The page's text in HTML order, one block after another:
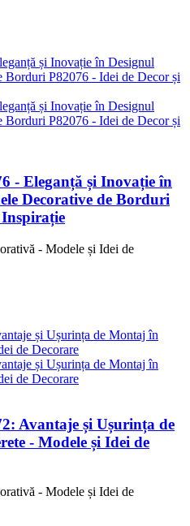
- Eleganță și Inovație în
Decorative de Borduri
Inspirație
- Modele și Idei de
Avantaje și Ușurința de
- Modele și Idei de
- Modele și Idei de